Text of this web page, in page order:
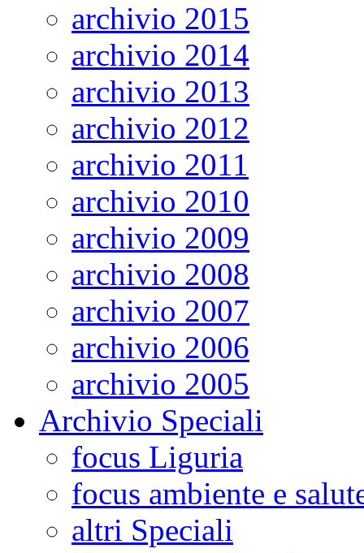
archivio 2015
archivio 2014
archivio 2013
archivio 2012
archivio 2011
archivio 2010
archivio 2009
archivio 2008
archivio 2007
archivio 2006
archivio 2005
Archivio Speciali
focus Liguria
focus ambiente e
altri Speciali